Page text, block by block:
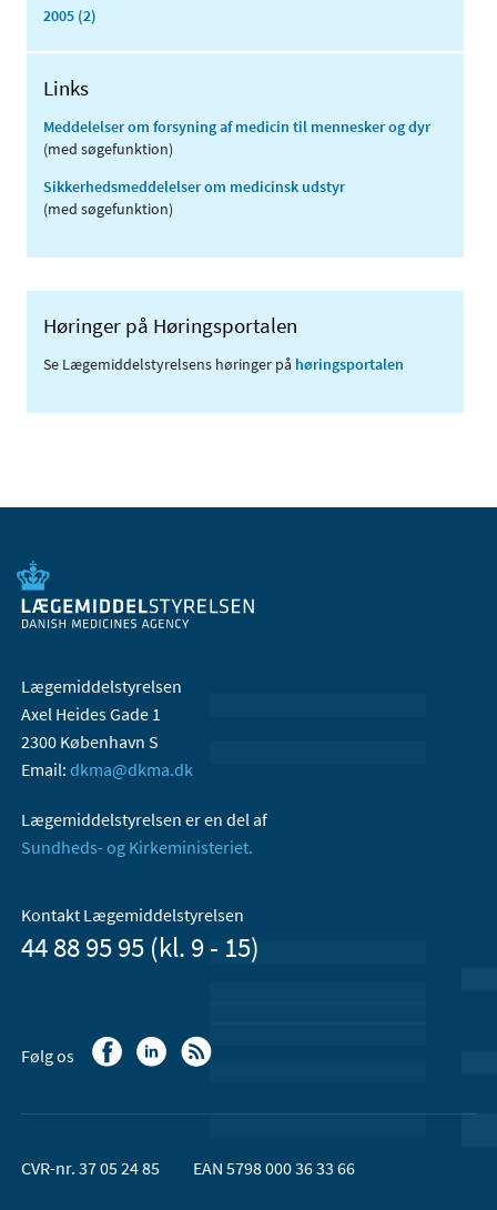
2005 (2)
Links
Meddelelser om forsyning af medicin til mennesker og dyr
(med søgefunktion)
Sikkerhedsmeddelelser om medicinsk udstyr
(med søgefunktion)
Høringer på Høringsportalen
Se Lægemiddelstyrelsens høringer på høringsportalen
Lægemiddelstyrelsen
Axel Heides Gade 1
2300 København S
Email: dkma@dkma.dk
Lægemiddelstyrelsen er en del af
Sundheds- og Kirkeministeriet.
Kontakt Lægemiddelstyrelsen
44 88 95 95 (kl. 9 - 15)
Følg os
CVR-nr. 37 05 24 85 EAN 5798 000 36 33 66